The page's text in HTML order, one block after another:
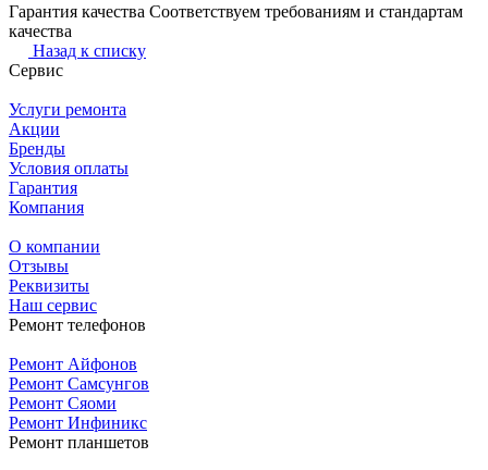
Гарантия качества Соответствуем требованиям и стандартам
качества
Назад к списку
Сервис
Услуги ремонта
Акции
Бренды
Условия оплаты
Гарантия
Компания
О компании
Отзывы
Реквизиты
Наш сервис
Ремонт телефонов
Ремонт Айфонов
Ремонт Самсунгов
Ремонт Сяоми
Ремонт Инфиникс
Ремонт планшетов